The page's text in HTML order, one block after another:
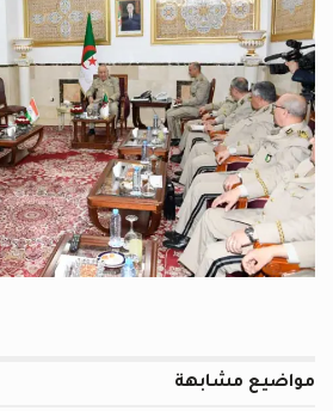
مواضيعمشابهة